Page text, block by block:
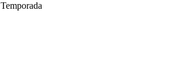
Temporada